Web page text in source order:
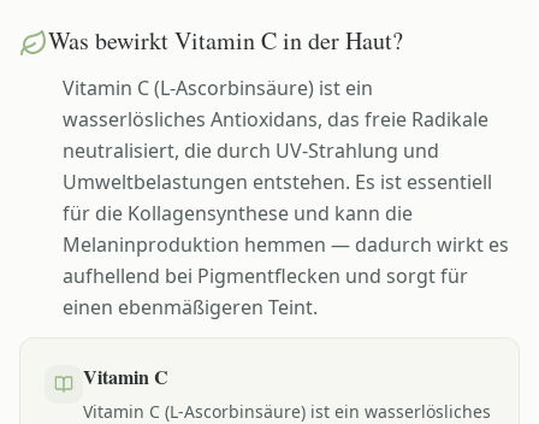
Was bewirkt Vitamin C in der Haut?
Vitamin C (L-Ascorbinsäure) ist ein
wasserlösliches Antioxidans, das freie Radikale
neutralisiert, die durch UV-Strahlung und
Umweltbelastungen entstehen. Es ist essentiell
für die Kollagensynthese und kann die
Melaninproduktion hemmen — dadurch wirkt es
aufhellend bei Pigmentflecken und sorgt für
einen ebenmäßigeren Teint.
Vitamin C
Vitamin C (L-Ascorbinsäure) ist ein wasserlösliches